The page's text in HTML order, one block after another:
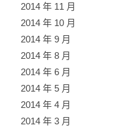
2014 年 11 月
2014 年 10 月
2014 年 9 月
2014 年 8 月
2014 年 6 月
2014 年 5 月
2014 年 4 月
2014 年 3 月